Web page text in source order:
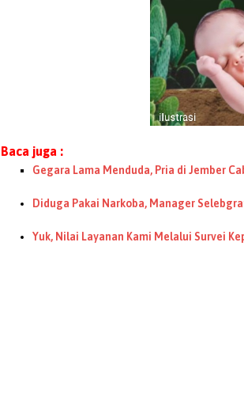
Baca juga :
Gegara Lama Menduda, Pria di Jember
Diduga Pakai Narkoba, Manager
Yuk, Nilai Layanan Kami Melalui Survei